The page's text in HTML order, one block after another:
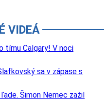
VIDEÁ
tímu Calgary! V noci
sa v zápase s
Šimon Nemec zažil